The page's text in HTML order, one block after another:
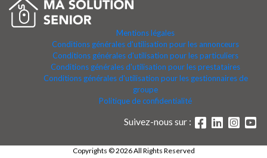
Mentions légales
Conditions générales d'utilisation pour les annonceurs
Conditions générales d'utilisation pour les particuliers
Conditions générales d'utilisation pour les prestataires
Conditions générales d'utilisation pour les gestionnaires de
groupe
Politique de confidentialité
Suivez-nous sur :
Copyrights © 2026 All Rights Reserved